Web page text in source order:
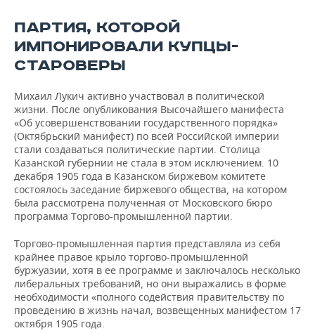
ONLINE-КОНФЕРЕНЦИИ
ХОККЕЙ
КИБЕРСПОРТ
ФИГУРНОЕ КАТАНИЕ
ВОДНЫЕ ВИДЫ СПОРТА
ХОККЕЙ С МЯЧОМ
ВЛАСТЬ
КУЛЬТУРА
МЕДИЦИНА
ОБРАЗОВАНИЕ
ПРОИСШЕСТВИЯ
СЮЖЕТЫ
СПРАВОЧНИК
СПИСОК КОМПАНИЙ
ПОЛНАЯ ВЕРСИЯ
ПАРТИЯ, КОТОРОЙ
ИМПОНИРОВАЛИ КУПЦЫ-
СТАРОВЕРЫ
Михаил Лукич активно участвовал в политической
жизни. После опубликования Высочайшего манифеста
«Об усовершенствовании государственного порядка»
(Октябрьский манифест) по всей Российской империи
стали создаваться политические партии. Столица
Казанской губернии не стала в этом исключением. 10
декабря 1905 года в Казанском биржевом комитете
состоялось заседание биржевого общества, на котором
была рассмотрена полученная от Московского бюро
программа Торгово-промышленной партии.
Торгово-промышленная партия представляла из себя
крайнее правое крыло торгово-промышленной
буржуазии, хотя в ее программе и заключалось несколько
либеральных требований, но они выражались в форме
необходимости «полного содействия правительству по
проведению в жизнь начал, возвещенных манифестом 17
октября 1905 года.